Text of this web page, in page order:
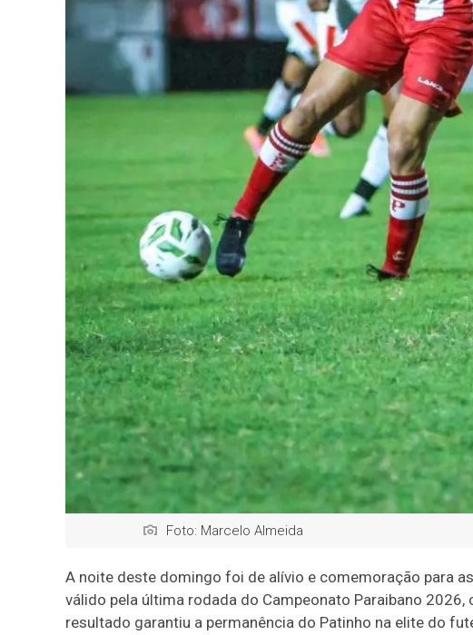
Foto: Marcelo Almeida
A noite deste domingo foi de alívio e comemoração para
válido pela última rodada do Campeonato Paraibano 2026,
resultado garantiu a permanência do Patinho na elite do